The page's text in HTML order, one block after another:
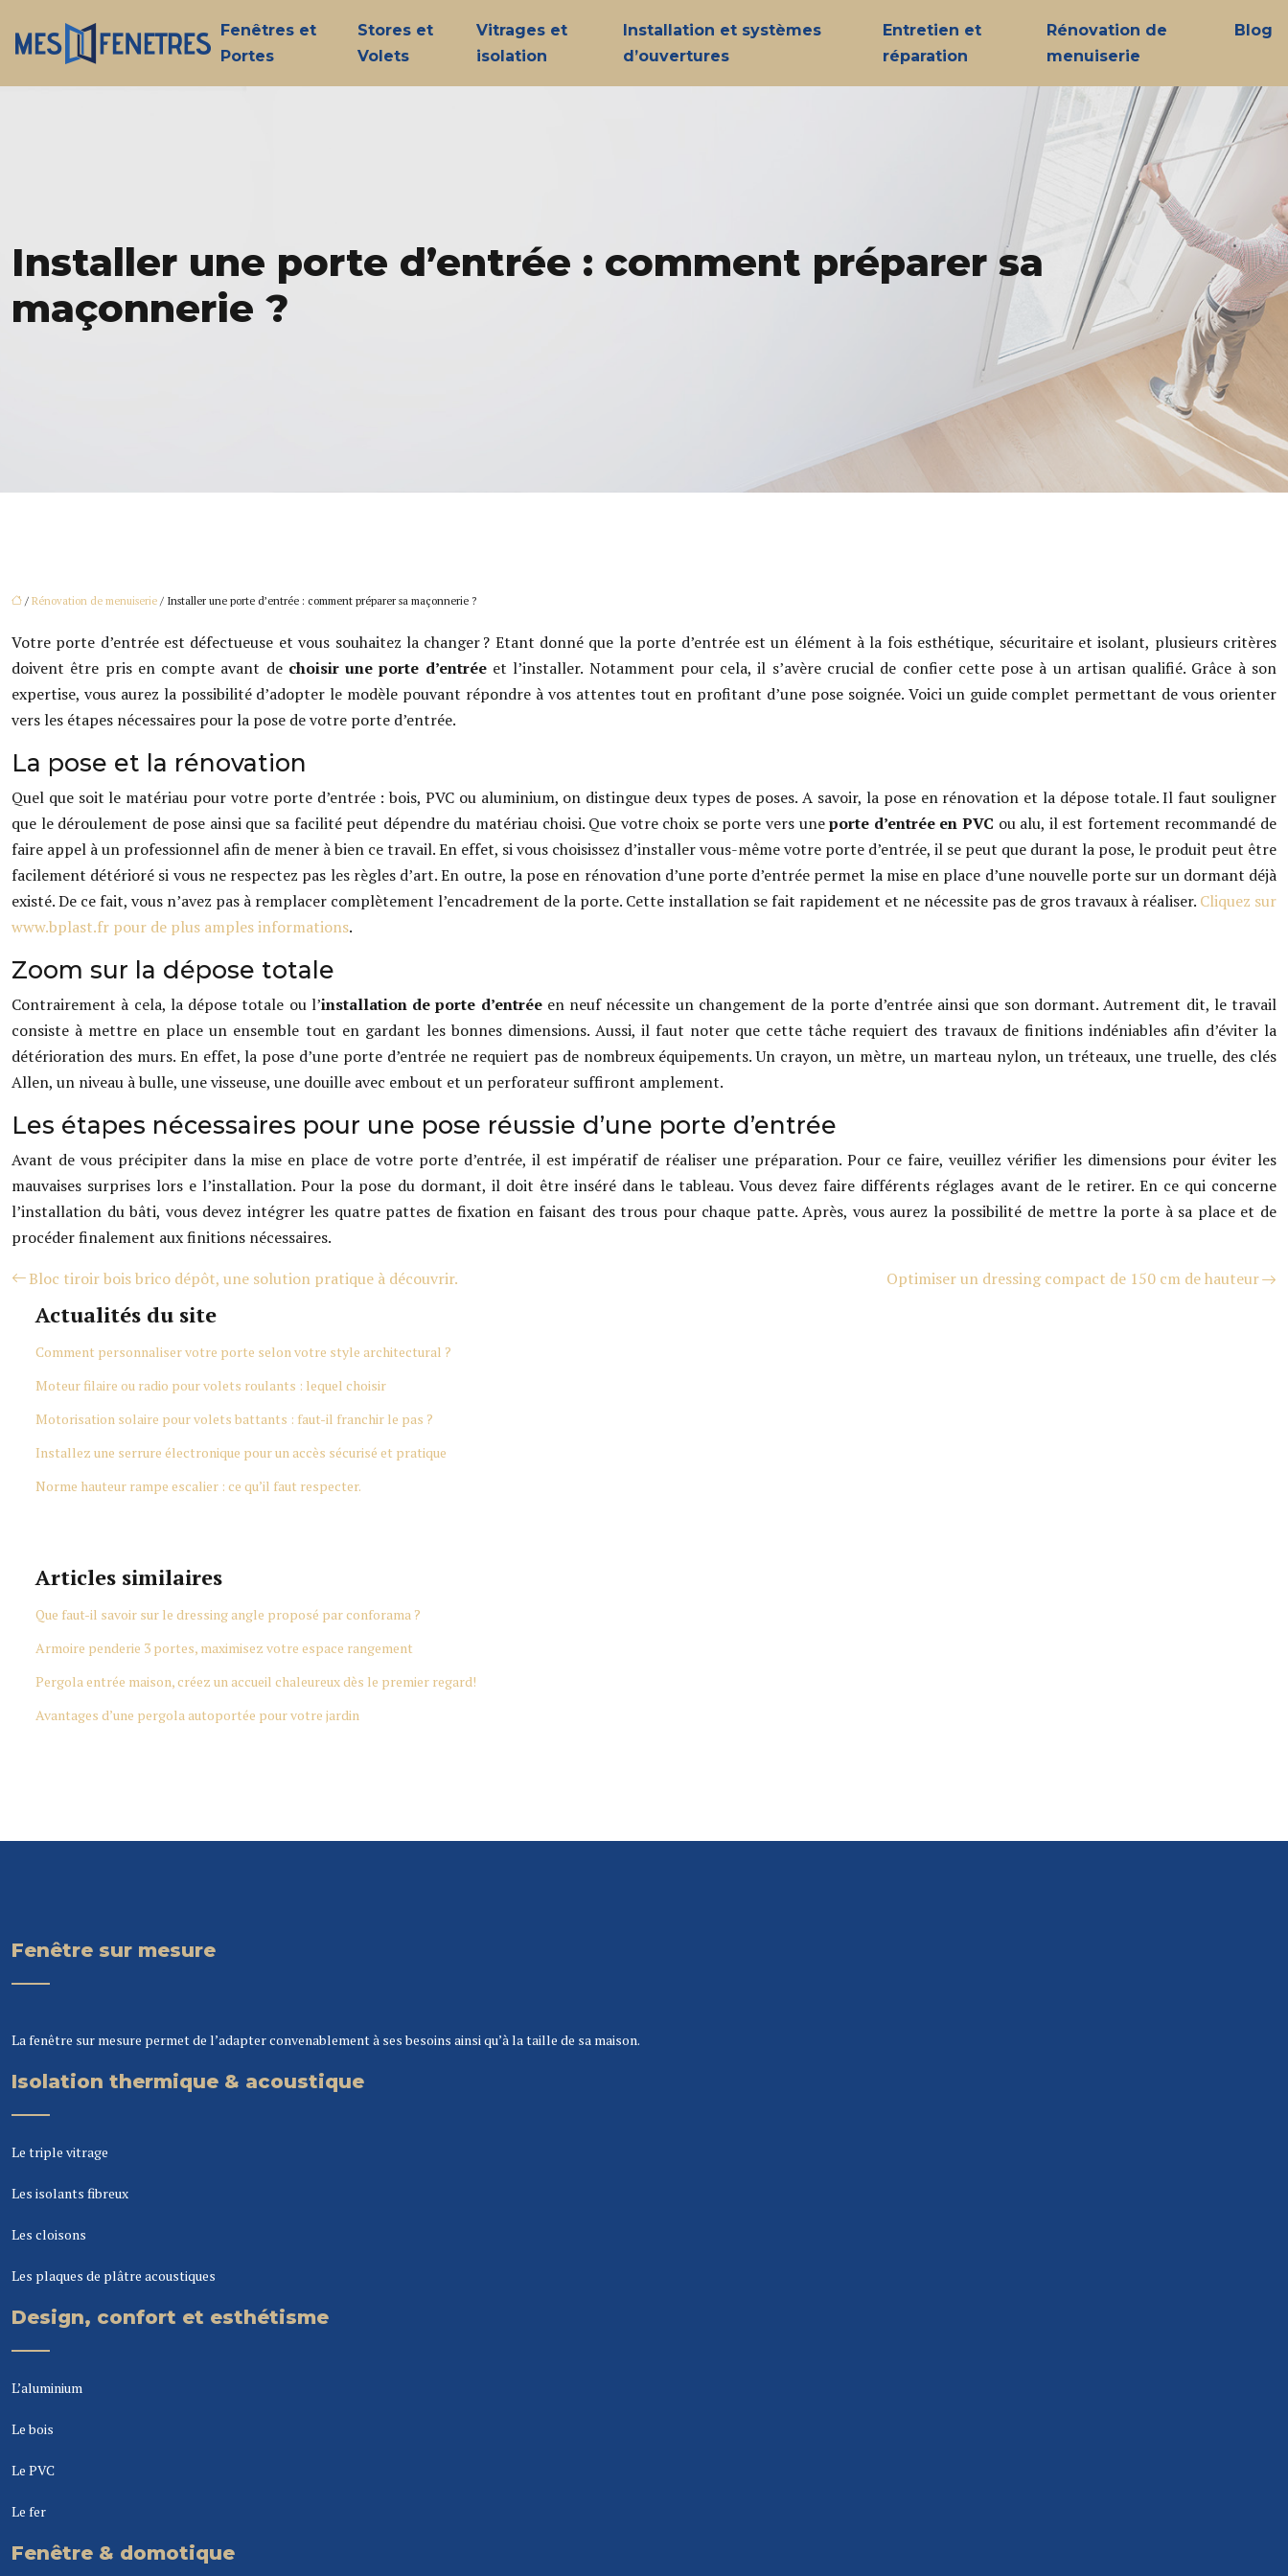
Fenêtres et
Portes
Stores et
Volets
Vitrages et
isolation
Installation et systèmes
d’ouvertures
Entretien et
réparation
Rénovation de
menuiserie
Blog
Installer une porte d’entrée : comment préparer sa
maçonnerie ?
/ Rénovation de menuiserie / Installer une porte d’entrée : comment préparer sa maçonnerie ?
Votre porte d’entrée est défectueuse et vous souhaitez la changer ? Etant donné que la porte d’entrée est un élément à la fois esthétique, sécuritaire et isolant, plusieurs critères
doivent être pris en compte avant de choisir une porte d’entréeet l’installer. Notamment pour cela, il s’avère crucial de confier cette pose à un artisan qualifié. Grâce à son
expertise, vous aurez la possibilité d’adopter le modèle pouvant répondre à vos attentes tout en profitant d’une pose soignée. Voici un guide complet permettant de vous orienter
vers les étapes nécessaires pour la pose de votre porte d’entrée.
La pose et la rénovation
Quel que soit le matériau pour votre porte d’entrée : bois, PVC ou aluminium, on distingue deux types de poses. A savoir, la pose en rénovation et la dépose totale. Il faut souligner
que le déroulement de pose ainsi que sa facilité peut dépendre du matériau choisi. Que votre choix se porte vers uneporte d’entrée en PVC ou alu, il est fortement recommandé de
faire appel à un professionnel afin de mener à bien ce travail. En effet, si vous choisissez d’installer vous-même votre porte d’entrée, il se peut que durant la pose, le produit peut être
facilement détérioré si vous ne respectez pas les règles d’art. En outre, la pose en rénovation d’une porte d’entrée permet la mise en place d’une nouvelle porte sur un dormant déjà
existé. De ce fait, vous n’avez pas à remplacer complètement l’encadrement de la porte. Cette installation se fait rapidement et ne nécessite pas de gros travaux à réaliser. Cliquez sur
www.bplast.fr pour de plus amples informations.
Zoom sur la dépose totale
Contrairement à cela, la dépose totale ou l’installation de porte d’entrée en neuf nécessite un changement de la porte d’entrée ainsi que son dormant. Autrement dit, le travail
consiste à mettre en place un ensemble tout en gardant les bonnes dimensions. Aussi, il faut noter que cette tâche requiert des travaux de finitions indéniables afin d’éviter la
détérioration des murs. En effet, la pose d’une porte d’entrée ne requiert pas de nombreux équipements. Un crayon, un mètre, un marteau nylon, un tréteaux, une truelle, des clés
Allen, un niveau à bulle, une visseuse, une douille avec embout et un perforateur suffiront amplement.
Les étapes nécessaires pour une pose réussie d’une porte d’entrée
Avant de vous précipiter dans la mise en place de votre porte d’entrée, il est impératif de réaliser une préparation. Pour ce faire, veuillez vérifier les dimensions pour éviter les
mauvaises surprises lors e l’installation. Pour la pose du dormant, il doit être inséré dans le tableau. Vous devez faire différents réglages avant de le retirer. En ce qui concerne
l’installation du bâti, vous devez intégrer les quatre pattes de fixation en faisant des trous pour chaque patte. Après, vous aurez la possibilité de mettre la porte à sa place et de
procéder finalement aux finitions nécessaires.
Bloc tiroir bois brico dépôt, une solution pratique à découvrir.
Optimiser un dressing compact de 150 cm de hauteur
Actualités du site
Comment personnaliser votre porte selon votre style architectural ?
Moteur filaire ou radio pour volets roulants : lequel choisir
Motorisation solaire pour volets battants : faut-il franchir le pas ?
Installez une serrure électronique pour un accès sécurisé et pratique
Norme hauteur rampe escalier : ce qu’il faut respecter.
Articles similaires
Que faut-il savoir sur le dressing angle proposé par conforama ?
Armoire penderie 3 portes, maximisez votre espace rangement
Pergola entrée maison, créez un accueil chaleureux dès le premier regard!
Avantages d’une pergola autoportée pour votre jardin
Fenêtre sur mesure
La fenêtre sur mesure permet de l’adapter convenablement à ses besoins ainsi qu’à la taille de sa maison.
Isolation thermique & acoustique
Le triple vitrage
Les isolants fibreux
Les cloisons
Les plaques de plâtre acoustiques
Design, confort et esthétisme
L’aluminium
Le bois
Le PVC
Le fer
Fenêtre & domotique